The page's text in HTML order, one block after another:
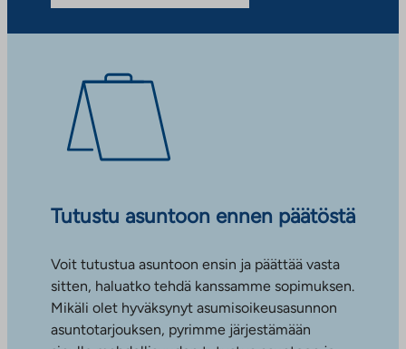
Tutustu asuntoon ennen päätöstä
Voit tutustua asuntoon ensin ja päättää vasta
sitten, haluatko tehdä kanssamme sopimuksen.
Mikäli olet hyväksynyt asumisoikeusasunnon
asuntotarjouksen, pyrimme järjestämään